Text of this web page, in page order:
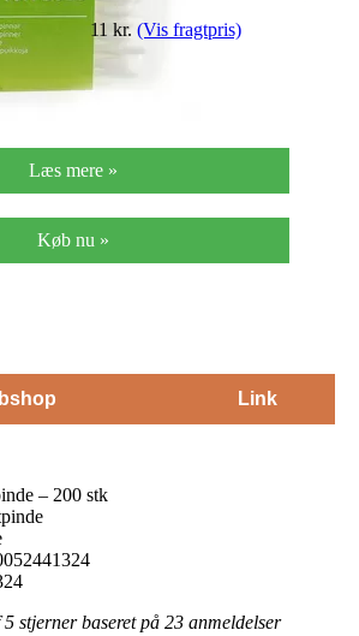
11 kr. (Vis fragtpris)
Læs mere »
Køb nu »
Link
– 200 stk
stjerner baseret på 23 anmeldelser